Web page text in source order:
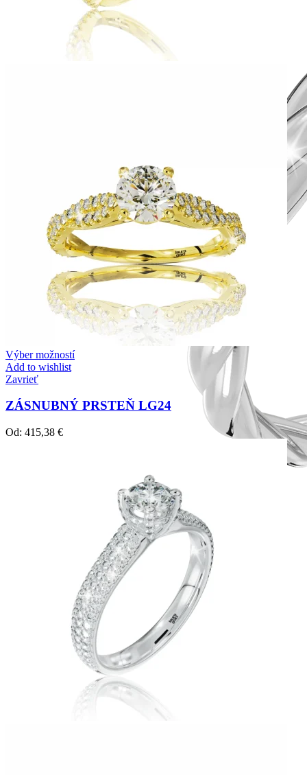
Twist Elegance
Zásnubné prstne z kolekcie Twist Elegance.
Výber možností
Add to wishlist
Zavrieť
ZÁSNUBNÝ PRSTEŇ LG24
Od: 415,38 €